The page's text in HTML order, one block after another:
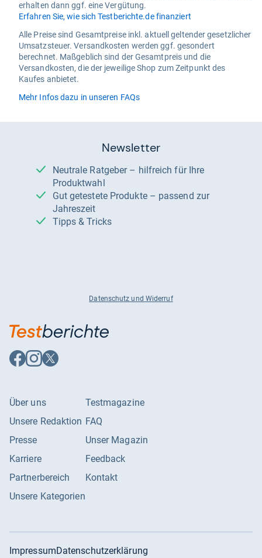
erhalten dann ggf. eine Vergütung.
Erfahren Sie, wie sich Testberichte.de finanziert
Alle Preise sind Gesamtpreise inkl. aktuell geltender gesetzlicher
Umsatzsteuer. Versandkosten werden ggf. gesondert
berechnet. Maßgeblich sind der Gesamtpreis und die
Versandkosten, die der jeweilige Shop zum Zeitpunkt des
Kaufes anbietet.
Mehr Infos dazu in unseren FAQs
Newsletter
Neutrale Ratgeber – hilfreich für Ihre
Produktwahl
Gut getestete Produkte – passend zur
Jahreszeit
Tipps & Tricks
Datenschutz und Widerruf
Auf
Facebook
Auf
Instagram
Auf
X
Über uns
Unsere Redaktion
Presse
Karriere
Partnerbereich
Unsere Kategorien
Testmagazine
FAQ
Unser Magazin
Feedback
Kontakt
ImpressumDatenschutzerklärung